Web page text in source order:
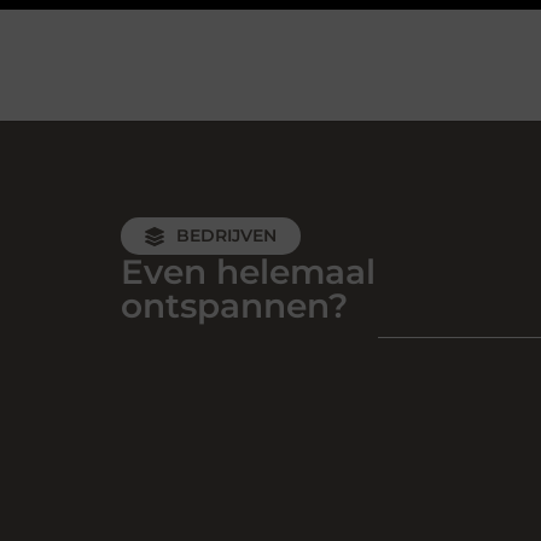
BEDRIJVEN
Even helemaal
ontspannen?